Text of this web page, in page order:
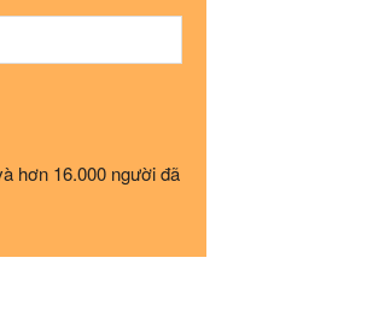
hơn 16.000 người đã